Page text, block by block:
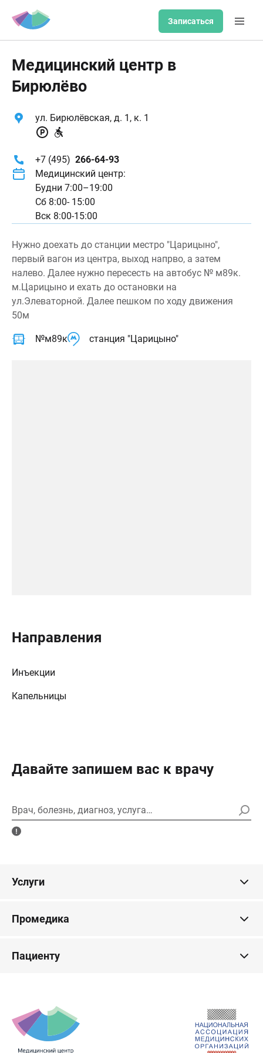
Записаться
Медицинский центр в
Бирюлёво
ул. Бирюлёвская, д. 1, к. 1
+7 (495) 266-64-93
Медицинский центр:
Будни 7:00–19:00
Сб 8:00- 15:00
Вск 8:00-15:00
Нужно доехать до станции местро "Царицыно",
первый вагон из центра, выход напрво, а затем
налево. Далее нужно пересесть на автобус № м89к.
м.Царицыно и ехать до остановки на
ул.Элеваторной. Далее пешком по ходу движения
50м
№м89к станция "Царицыно"
Направления
Инъекции
Капельницы
Давайте запишем вас к врачу
Врач, болезнь, диагноз, услуга…
Услуги
Промедика
Пациенту